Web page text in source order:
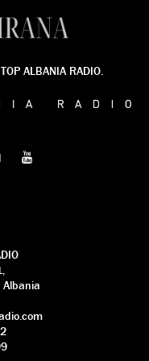
ALBANIA RADIO.
Albania